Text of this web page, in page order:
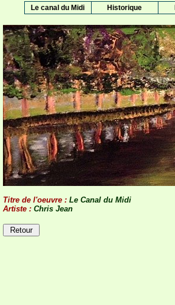
Le canal du Midi Historique
Titre de l'oeuvre : Le Canal du Midi
Artiste : Chris Jean